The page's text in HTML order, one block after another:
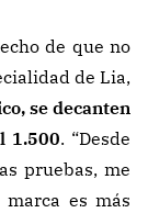
de que no
de Lia,
se decanten
1.500. “Desde
pruebas, me
es más